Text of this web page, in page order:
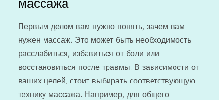
массажа
Первым делом вам нужно понять, зачем вам
нужен массаж. Это может быть необходимость
расслабиться, избавиться от боли или
восстановиться после травмы. В зависимости от
ваших целей, стоит выбирать соответствующую
технику массажа. Например, для общего